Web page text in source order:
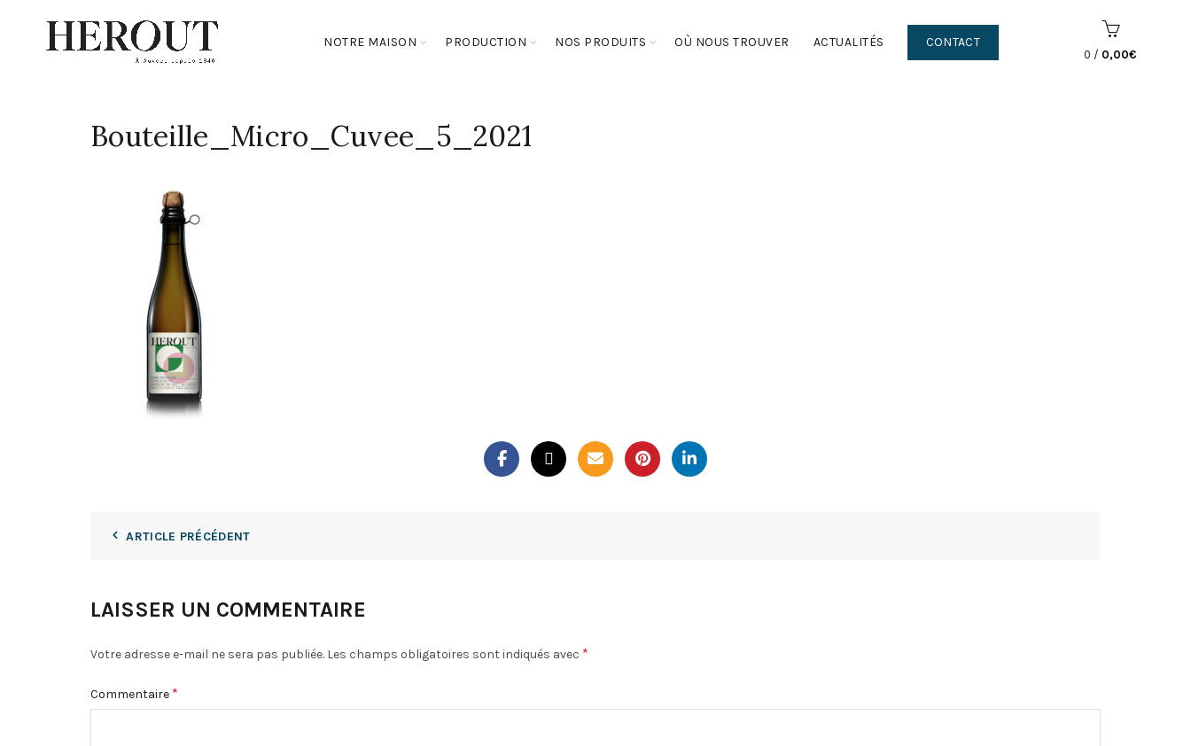
NOTRE MAISON PRODUCTION NOS PRODUITS OÙ NOUS TROUVER ACTUALITÉS CONTACT
0 / 0,00€
Bouteille_Micro_Cuvee_5_2021
ARTICLE PRÉCÉDENT
LAISSER UN COMMENTAIRE
Votre adresse e-mail ne sera pas publiée. Les champs obligatoires sont indiqués avec *
Commentaire *